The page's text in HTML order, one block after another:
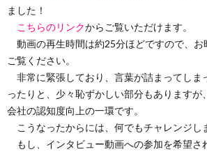
ました！
こちらのリンクからご覧いただけます。
動画の再生時間は約25分ほどですので、お
ご覧ください。
非常に緊張しており、言葉が詰まってしま
ったりと、少々恥ずかしい部分もありますが
会社の認知度向上の一環です。
こうなったからには、何でもチャレンジし
もし、インタビュー動画への参加を希望さ